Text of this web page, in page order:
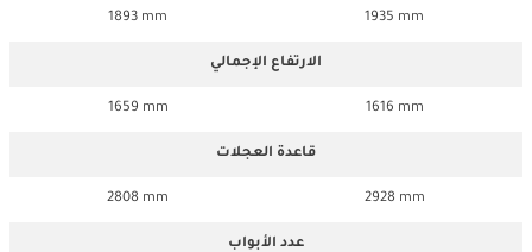
1935 mm
1893 mm
الارتفاع الإجمالي
1616 mm
1659 mm
قاعدة العجلات
2928 mm
2808 mm
عدد الأبواب